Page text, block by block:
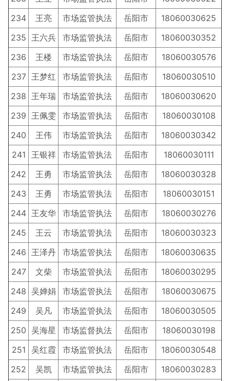
234
王亮 市场监管执法 岳阳市
18060030625
235 王六兵 市场监管执法 岳阳市
18060030352
236
王楼 市场监管执法 岳阳市
18060030576
237 王梦红 市场监管执法 岳阳市
18060030510
238 王年瑞 市场监管执法 岳阳市
18060030620
239 王佩雯 市场监管执法 岳阳市
18060030108
240
王伟 市场监管执法 岳阳市
18060030342
241
王银祥 市场监管执法 岳阳市
18060030111
242
王勇 市场监管执法 岳阳市
18060030328
243
王勇 市场监管执法 岳阳市
18060030151
244 王友华 市场监管执法 岳阳市
18060030276
245
王云 市场监管执法 岳阳市
18060030323
246 王泽丹 市场监管执法 岳阳市
18060030635
247
文柴 市场监管执法 岳阳市
18060030295
248 吴婵娟 市场监管执法 岳阳市
18060030675
249
吴凡 市场监管执法 岳阳市
18060030505
250 吴海星 市场监督执法 岳阳市
18060030198
251 吴红霞 市场监管执法 岳阳市
18060030548
252
吴凯 市场监管执法 岳阳市
18060030283